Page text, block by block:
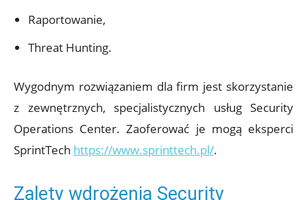
Raportowanie,
Threat Hunting.
Wygodnym rozwiązaniem dla firm jest skorzystanie
z zewnętrznych, specjalistycznych usług Security
Operations Center. Zaoferować je mogą eksperci
SprintTech https://www.sprinttech.pl/.
Zalety wdrożenia Security